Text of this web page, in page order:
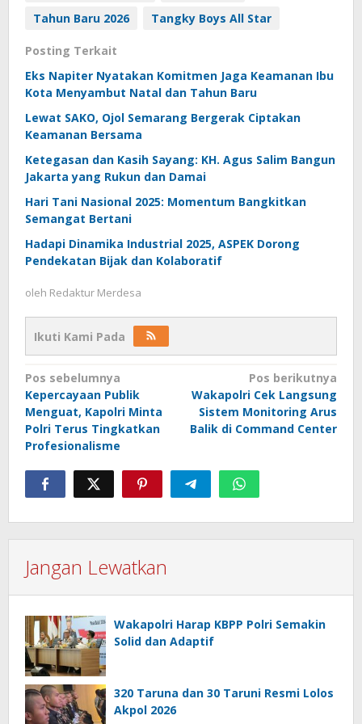
Tahun Baru 2026 Tangky Boys All Star
Posting Terkait
Eks Napiter Nyatakan Komitmen Jaga Keamanan Ibu
Kota Menyambut Natal dan Tahun Baru
Lewat SAKO, Ojol Semarang Bergerak Ciptakan
Keamanan Bersama
Ketegasan dan Kasih Sayang: KH. Agus Salim Bangun
Jakarta yang Rukun dan Damai
Hari Tani Nasional 2025: Momentum Bangkitkan
Semangat Bertani
Hadapi Dinamika Industrial 2025, ASPEK Dorong
Pendekatan Bijak dan Kolaboratif
oleh Redaktur Merdesa
Ikuti Kami Pada
Navigasi
pos
Pos sebelumnya
Kepercayaan Publik
Menguat, Kapolri Minta
Polri Terus Tingkatkan
Profesionalisme
Pos berikutnya
Wakapolri Cek Langsung
Sistem Monitoring Arus
Balik di Command Center
Jangan Lewatkan
Wakapolri Harap KBPP Polri Semakin
Solid dan Adaptif
320 Taruna dan 30 Taruni Resmi Lolos
Akpol 2026